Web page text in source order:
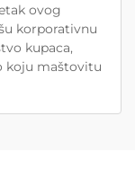
ovog
korporativnu
kupaca,
koju maštovitu